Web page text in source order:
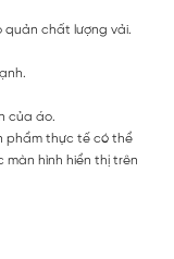
quản chất lượng vải.
của áo.
phẩm thực tế có thể
màn hình hiển thị trên